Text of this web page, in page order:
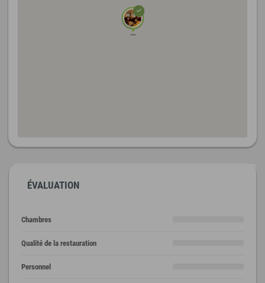
ÉVALUATION
Chambres
Qualité de la restauration
Personnel